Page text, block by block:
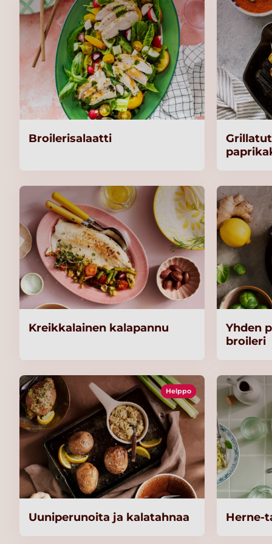
Broilerisalaatti
Kreikkalainen kalapannu
Yhden
broileri
Helppo
Uuniperunoita ja kalatahnaa Herne-